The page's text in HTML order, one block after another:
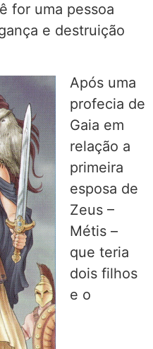
for uma pessoa
e destruição
Após uma
profecia de
Gaia em
relação a
primeira
esposa de
Zeus –
Métis –
que teria
dois filhos
e o